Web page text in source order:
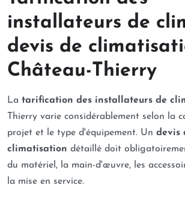
installateurs de
devis de
Château-Thierry
La tarification des installateurs de
Thierry varie considérablement selon la
projet et le type d'équipement. Un devis
climatisation détaillé doit
du matériel, la main-d'œuvre, les
la mise en service.